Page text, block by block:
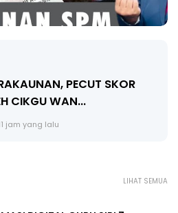
GURU SIRI 7 :
DUNIA
LIHAT SEMUA